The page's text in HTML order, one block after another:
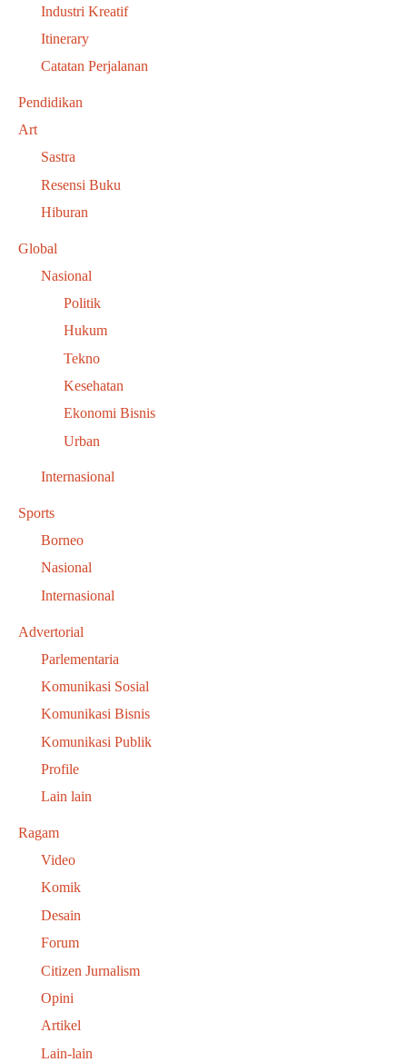
Industri Kreatif
Itinerary
Catatan Perjalanan
Pendidikan
Art
Sastra
Resensi Buku
Hiburan
Global
Nasional
Politik
Hukum
Tekno
Kesehatan
Ekonomi Bisnis
Urban
Internasional
Sports
Borneo
Nasional
Internasional
Advertorial
Parlementaria
Komunikasi Sosial
Komunikasi Bisnis
Komunikasi Publik
Profile
Lain lain
Ragam
Video
Komik
Desain
Forum
Citizen Jurnalism
Opini
Artikel
Lain-lain